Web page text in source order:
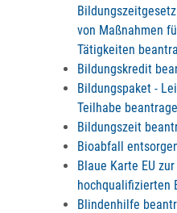
von Maßnahmen
Tätigkeiten
Bildungskredit
Bildungspaket -
Teilhabe
Bildungszeit
Bioabfall
Blaue Karte EU
hochqualifizierten
Blindenhilfe